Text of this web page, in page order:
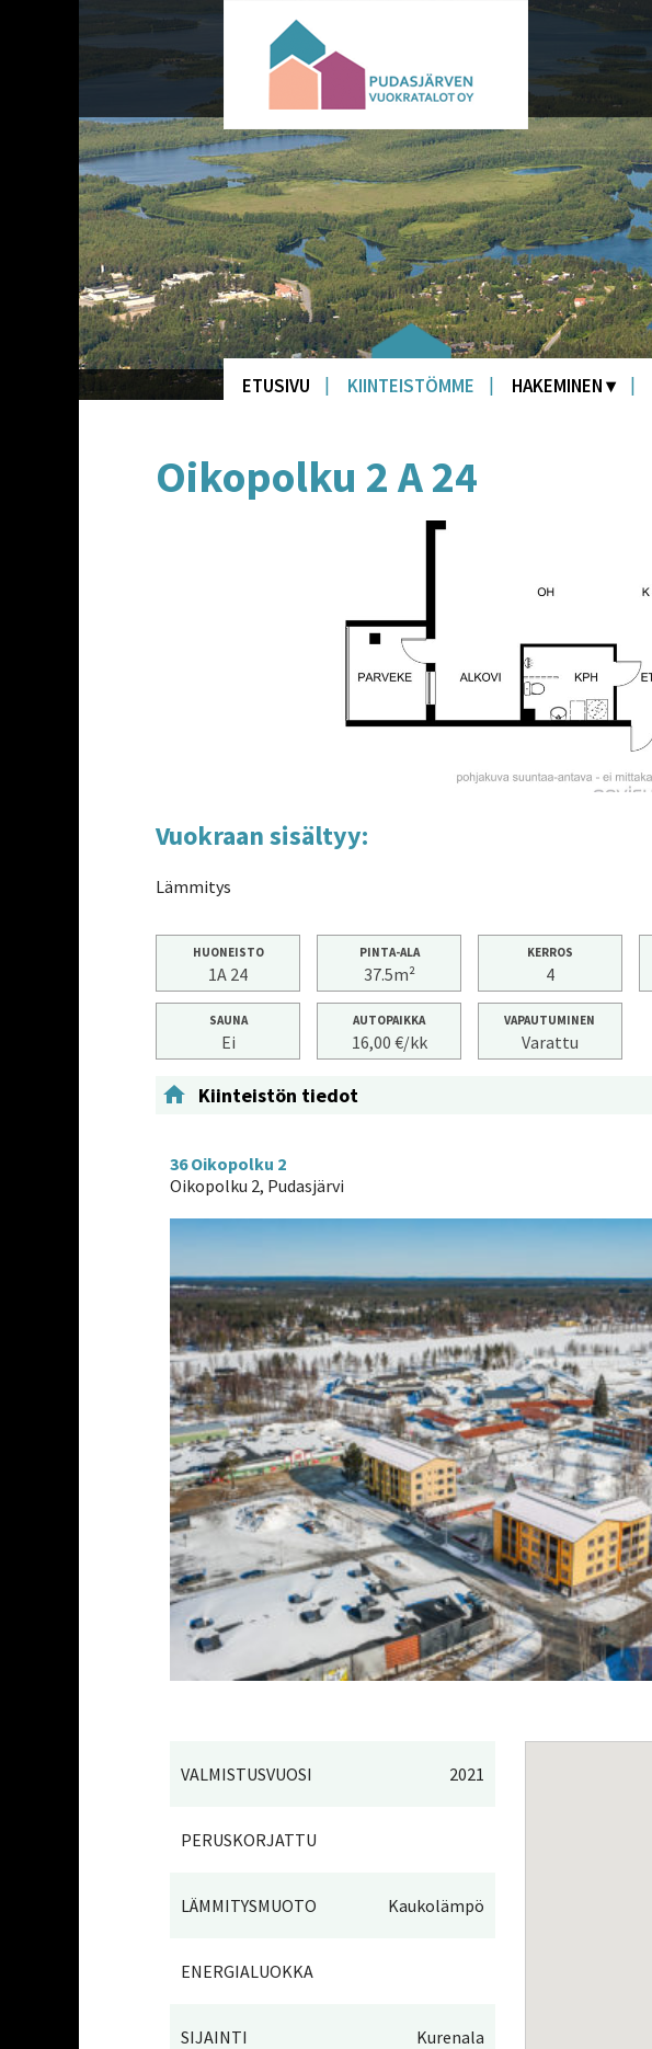
Pudasjärven vuokratalot
ETUSIVU KIINTEISTÖMME HAKEMINEN
Oikopolku 2 A 24
Vuokraan sisältyy:
Lämmitys
HUONEISTO
1A 24
PINTA-ALA
37.5m²
KERROS
4
SAUNA
Ei
AUTOPAIKKA
16,00 €/kk
VAPAUTUMINEN
Varattu
 Kiinteistön tiedot
36 Oikopolku 2
Oikopolku 2, Pudasjärvi
VALMISTUSVUOSI 2021
PERUSKORJATTU
LÄMMITYSMUOTO Kaukolämpö
ENERGIALUOKKA
SIJAINTI Kurenala